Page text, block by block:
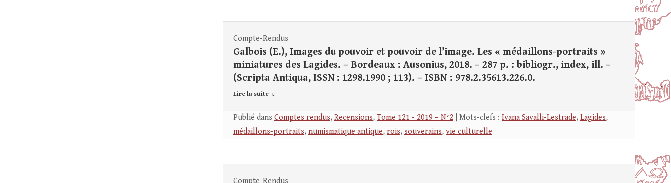
Compte-Rendus
Galbois (E.), Images du pouvoir et pouvoir de l’image. Les « médaillons-portraits »
miniatures des Lagides. – Bordeaux : Ausonius, 2018. – 287 p. : bibliogr., index, ill. –
(Scripta Antiqua, ISSN : 1298.1990 ; 113). – ISBN : 978.2.35613.226.0.
Lire la suite
Publié dans Comptes rendus, Recensions, Tome 121 - 2019 – N°2 | Mots-clefs : Ivana Savalli-Lestrade, Lagides,
médaillons-portraits, numismatique antique, rois, souverains, vie culturelle
Compte-Rendus